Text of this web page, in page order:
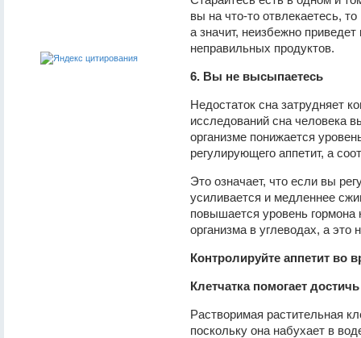
вы на что-то отвлекаетесь,
а значит, неизбежно
неправильных продуктов.
6. Вы не высыпаетесь
Недостаток сна затрудняет
исследований сна человека
организме понижается
регулирующего аппетит, а
Это означает, что если вы
усиливается и медленнее
повышается уровень гормона
организма в углеводах, а
Контролируйте аппетит во
Клетчатка помогает
Растворимая растительная
поскольку она набухает в